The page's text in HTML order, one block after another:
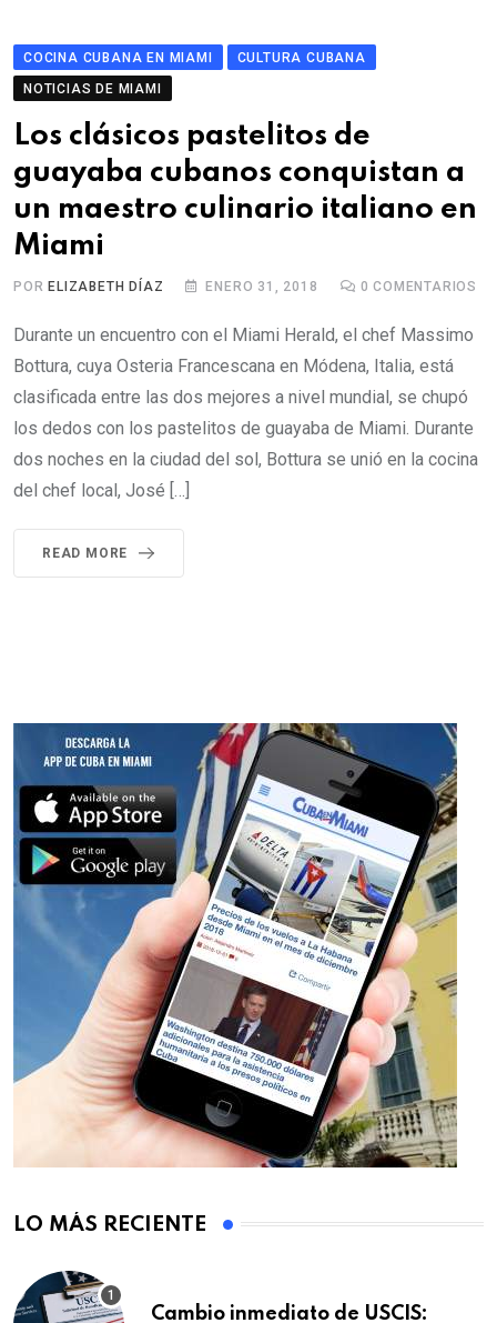
COCINA CUBANA EN MIAMI
CULTURA CUBANA
NOTICIAS DE MIAMI
Los clásicos pastelitos de
guayaba cubanos conquistan a
un maestro culinario italiano en
Miami
POR ELIZABETH DÍAZ ENERO 31, 2018 0 COMENTARIOS
Durante un encuentro con el Miami Herald, el chef Massimo
Bottura, cuya Osteria Francescana en Módena, Italia, está
clasificada entre las dos mejores a nivel mundial, se chupó
los dedos con los pastelitos de guayaba de Miami. Durante
dos noches en la ciudad del sol, Bottura se unió en la cocina
del chef local, José […]
READ MORE
LO MÁS RECIENTE
Cambio inmediato de USCIS: